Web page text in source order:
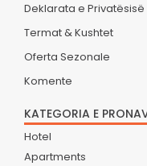
Deklarata e Privatësisë
Termat & Kushtet
Oferta Sezonale
Komente
KATEGORIA E
Hotel
Apartments